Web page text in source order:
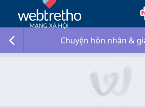
Chuyện hôn nhân &